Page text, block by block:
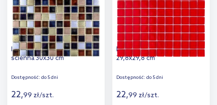
Iryda Coloradas mozaika
ścienna 30x30 cm
Dostępność: do 5 dni
22,99 zł/szt.
Iryda Malaga mozaika ścienna
29,8x29,8 cm
Dostępność: do 5 dni
22,99 zł/szt.